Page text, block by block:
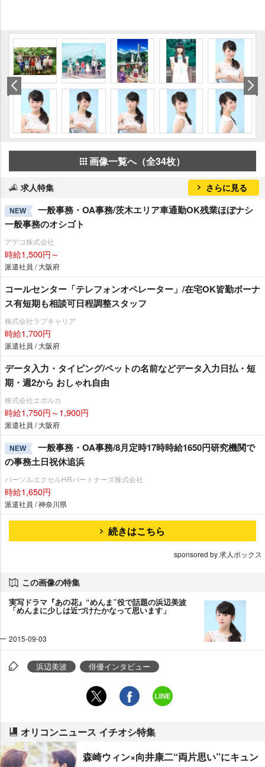
画像一覧へ（全34枚）
求人特集 さらに見る
NEW
一般事務・OA事務/茨木エリア車通勤OK残業ほぼナシ
一般事務のオシゴト
アデコ株式会社
時給1,500円～
派遣社員 / 大阪府
コールセンター「テレフォンオペレーター」/在宅OK皆勤ボーナ
ス有短期も相談可日程調整スタッフ
株式会社ラブキャリア
時給1,700円
派遣社員 / 大阪府
データ入力・タイピング/ペットの名前などデータ入力日払・短
期・週2から おしゃれ自由
株式会社エボルカ
時給1,750円～1,900円
派遣社員 / 大阪府
NEW
一般事務・OA事務/8月定時17時時給1650円研究機関で
の事務土日祝休追浜
パーソルエクセルHRパートナーズ株式会社
時給1,650円
派遣社員 / 神奈川県
続きはこちら
sponsored by 求人ボックス
この画像の特集
実写ドラマ『あの花』“めんま”役で話題の浜辺美波
「めんまに少しは近づけたかなって思います」
2015-09-03
浜辺美波 俳優インタビュー
オリコンニュース イチオシ特集
森崎ウィン×向井康二“両片思い”にキュン